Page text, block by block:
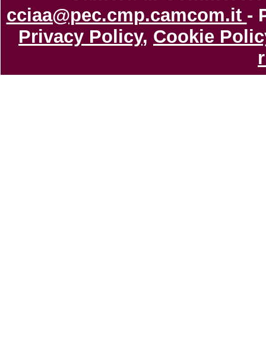
cciaa@pec.cmp.camcom.it -
Privacy Policy, Cookie